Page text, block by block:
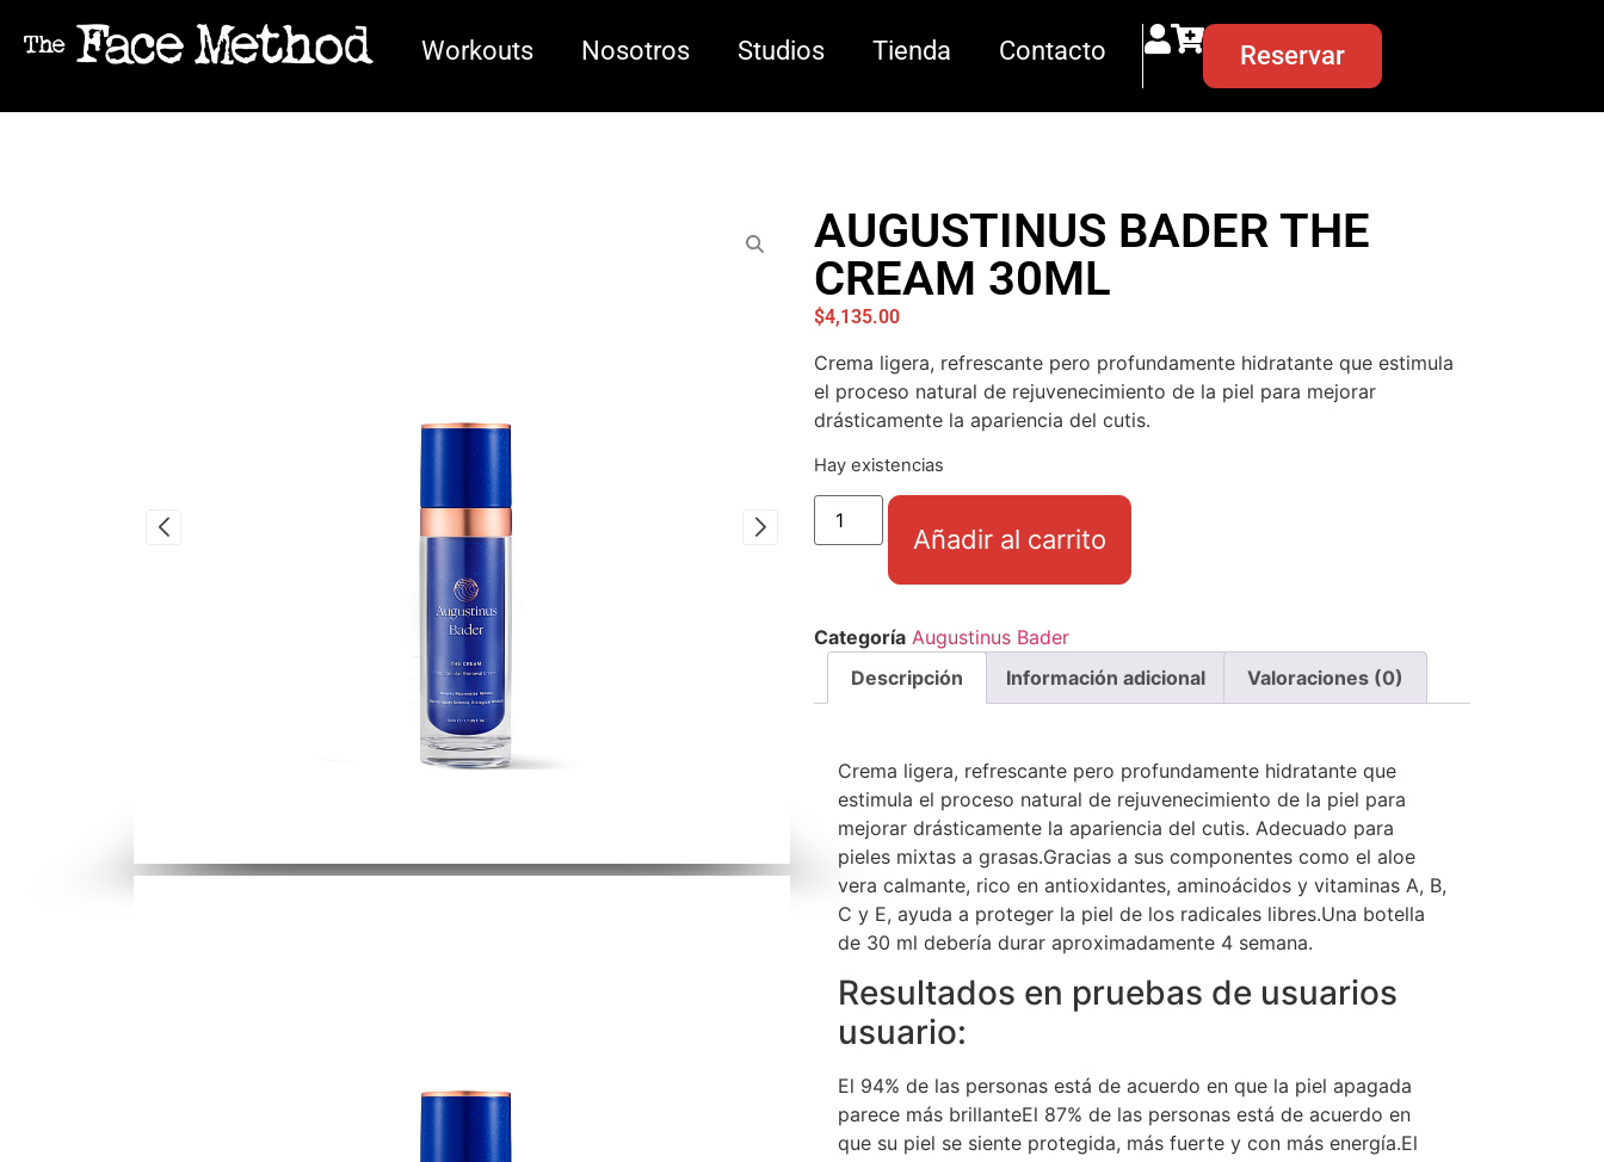
Workouts Nosotros Studios Tienda Contacto Reservar
AUGUSTINUS BADER THE
CREAM 30ML
$4,135.00
Crema ligera, refrescante pero profundamente hidratante que estimula
el proceso natural de rejuvenecimiento de la piel para mejorar
drásticamente la apariencia del cutis.
Hay existencias
Añadir al carrito
Categoría Augustinus Bader
Descripción
Información adicional Valoraciones (0)
Crema ligera, refrescante pero profundamente hidratante que
estimula el proceso natural de rejuvenecimiento de la piel para
mejorar drásticamente la apariencia del cutis. Adecuado para
pieles mixtas a grasas.Gracias a sus componentes como el aloe
vera calmante, rico en antioxidantes, aminoácidos y vitaminas A, B,
C y E, ayuda a proteger la piel de los radicales libres.Una botella
de 30 ml debería durar aproximadamente 4 semana.
Resultados en pruebas de usuarios
usuario:
El 94% de las personas está de acuerdo en que la piel apagada
parece más brillanteEl 87% de las personas está de acuerdo en
que su piel se siente protegida, más fuerte y con más energía.El